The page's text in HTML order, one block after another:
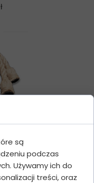
jutowy
LOFT
są
podczas
Używamy ich do
treści, oraz